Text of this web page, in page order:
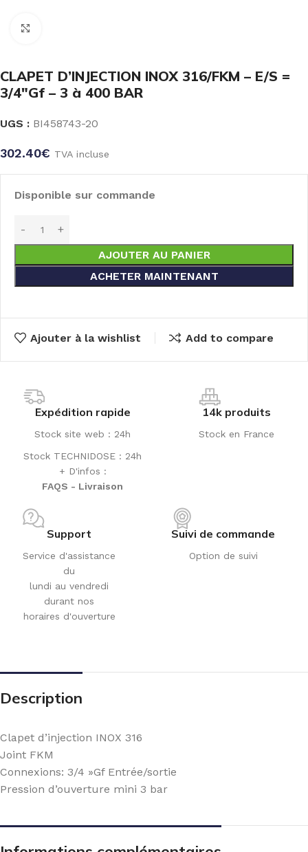
CLAPET D’INJECTION INOX 316/FKM – E/S =
3/4″Gf – 3 à 400 BAR
UGS : BI458743-20
302.40€ TVA incluse
Disponible sur commande
AJOUTER AU PANIER
ACHETER MAINTENANT
Ajouter à la wishlist Add to compare
Expédition rapide
Stock site web : 24h
Stock TECHNIDOSE : 24h
+ D'infos :
FAQS - Livraison
14k produits
Stock en France
Support
Service d'assistance
du
lundi au vendredi
durant nos
horaires d'ouverture
Suivi de commande
Option de suivi
Description
Clapet d’injection INOX 316
Joint FKM
Connexions: 3/4 »Gf Entrée/sortie
Pression d’ouverture mini 3 bar